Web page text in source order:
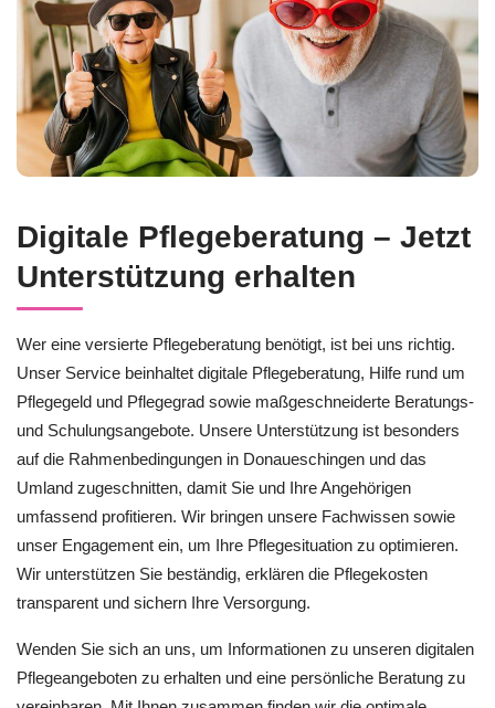
Digitale Pflegeberatung – Jetzt
Unterstützung erhalten
Wer eine versierte Pflegeberatung benötigt, ist bei uns richtig.
Unser Service beinhaltet digitale Pflegeberatung, Hilfe rund um
Pflegegeld und Pflegegrad sowie maßgeschneiderte Beratungs-
und Schulungsangebote. Unsere Unterstützung ist besonders
auf die Rahmenbedingungen in Donaueschingen und das
Umland zugeschnitten, damit Sie und Ihre Angehörigen
umfassend profitieren. Wir bringen unsere Fachwissen sowie
unser Engagement ein, um Ihre Pflegesituation zu optimieren.
Wir unterstützen Sie beständig, erklären die Pflegekosten
transparent und sichern Ihre Versorgung.
Wenden Sie sich an uns, um Informationen zu unseren digitalen
Pflegeangeboten zu erhalten und eine persönliche Beratung zu